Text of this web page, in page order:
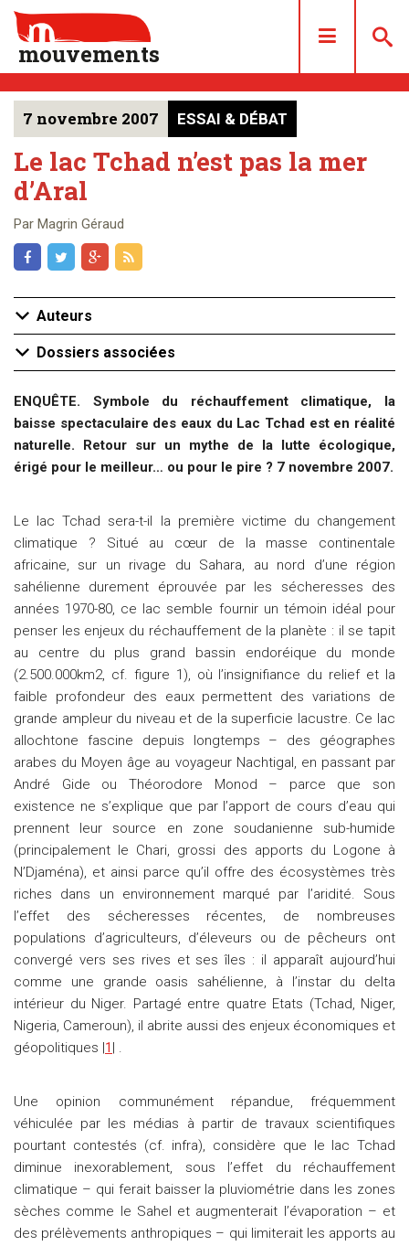
mouvements
DOSSIERS
ARTICLES
LES NUMÉROS
ACHAT/ABONNEMENT
CONTACT
7 novembre 2007 ESSAI & DÉBAT
Le lac Tchad n’est pas la mer
d’Aral
Par Magrin Géraud
Auteurs
Dossiers associées
ENQUÊTE. Symbole du réchauffement climatique, la
baisse spectaculaire des eaux du Lac Tchad est en réalité
naturelle. Retour sur un mythe de la lutte écologique,
érigé pour le meilleur… ou pour le pire ? 7 novembre 2007.
Le lac Tchad sera-t-il la première victime du changement
climatique ? Situé au cœur de la masse continentale
africaine, sur un rivage du Sahara, au nord d’une région
sahélienne durement éprouvée par les sécheresses des
années 1970-80, ce lac semble fournir un témoin idéal pour
penser les enjeux du réchauffement de la planète : il se tapit
au centre du plus grand bassin endoréique du monde
(2.500.000km2, cf. figure 1), où l’insignifiance du relief et la
faible profondeur des eaux permettent des variations de
grande ampleur du niveau et de la superficie lacustre. Ce lac
allochtone fascine depuis longtemps – des géographes
arabes du Moyen âge au voyageur Nachtigal, en passant par
André Gide ou Théorodore Monod – parce que son
existence ne s’explique que par l’apport de cours d’eau qui
prennent leur source en zone soudanienne sub-humide
(principalement le Chari, grossi des apports du Logone à
N’Djaména), et ainsi parce qu’il offre des écosystèmes très
riches dans un environnement marqué par l’aridité. Sous
l’effet des sécheresses récentes, de nombreuses
populations d’agriculteurs, d’éleveurs ou de pêcheurs ont
convergé vers ses rives et ses îles : il apparaît aujourd’hui
comme une grande oasis sahélienne, à l’instar du delta
intérieur du Niger. Partagé entre quatre Etats (Tchad, Niger,
Nigeria, Cameroun), il abrite aussi des enjeux économiques et
géopolitiques |1 | .
Une opinion communément répandue, fréquemment
véhiculée par les médias à partir de travaux scientifiques
pourtant contestés (cf. infra), considère que le lac Tchad
diminue inexorablement, sous l’effet du réchauffement
climatique – qui ferait baisser la pluviométrie dans les zones
sèches comme le Sahel et augmenterait l’évaporation – et
des prélèvements anthropiques – qui limiterait les apports au